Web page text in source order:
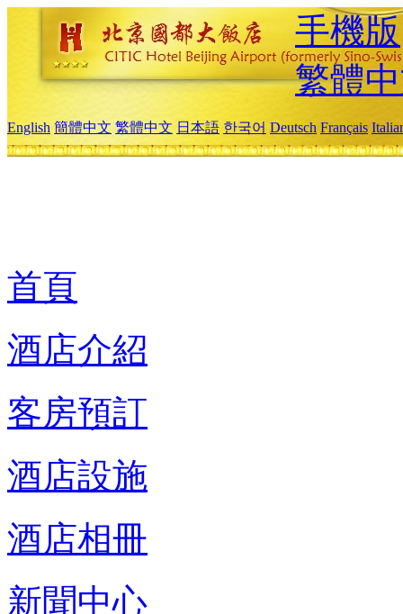
手機版
繁體
English 簡體中文 繁體中文 日本語 한국어 Deutsch Français
首頁
酒店介紹
客房預訂
酒店設施
酒店相冊
新聞中心